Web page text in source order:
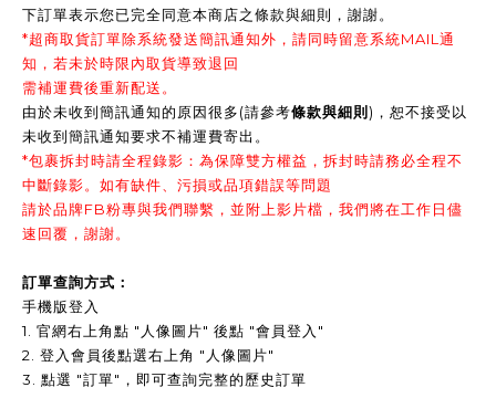
下訂單表示您已完全同意本商店之條款與細則，謝謝。
*超商取貨訂單除系統發送簡訊通知外，請同時留意系統MAIL通
知，若未於時限內取貨導致退回
需補運費後重新配送。
由於未收到簡訊通知的原因很多(請參考條款與細則 )，恕不接受以
未收到簡訊通知要求不補運費寄出。
*包裹拆封時請全程錄影：為保障雙方權益，拆封時請務必全程不
中斷錄影。如有缺件、污損或品項錯誤等問題
請於品牌FB粉專與我們聯繫，並附上影片檔，我們將在工作日儘
速回覆，謝謝。
訂單查詢方式：
手機版登入
1. 官網右上角點 "人像圖片" 後點 "會員登入"
2. 登入會員後點選右上角 "人像圖片"
3. 點選 "訂單"，即可查詢完整的歷史訂單